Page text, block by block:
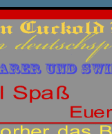
Registrieren